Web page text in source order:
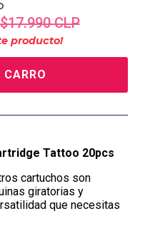
$17.990 CLP
producto!
CARRO
Tattoo 20pcs
cartuchos son
giratorias y
que necesitas